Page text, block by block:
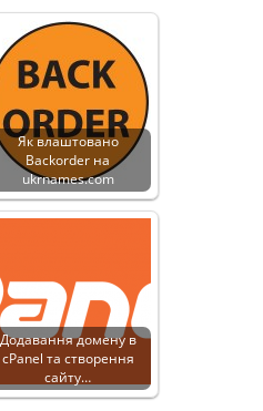
Як влаштовано
Backorder на
ukrnames.com
Додавання домену в
cPanel та створення
сайту…